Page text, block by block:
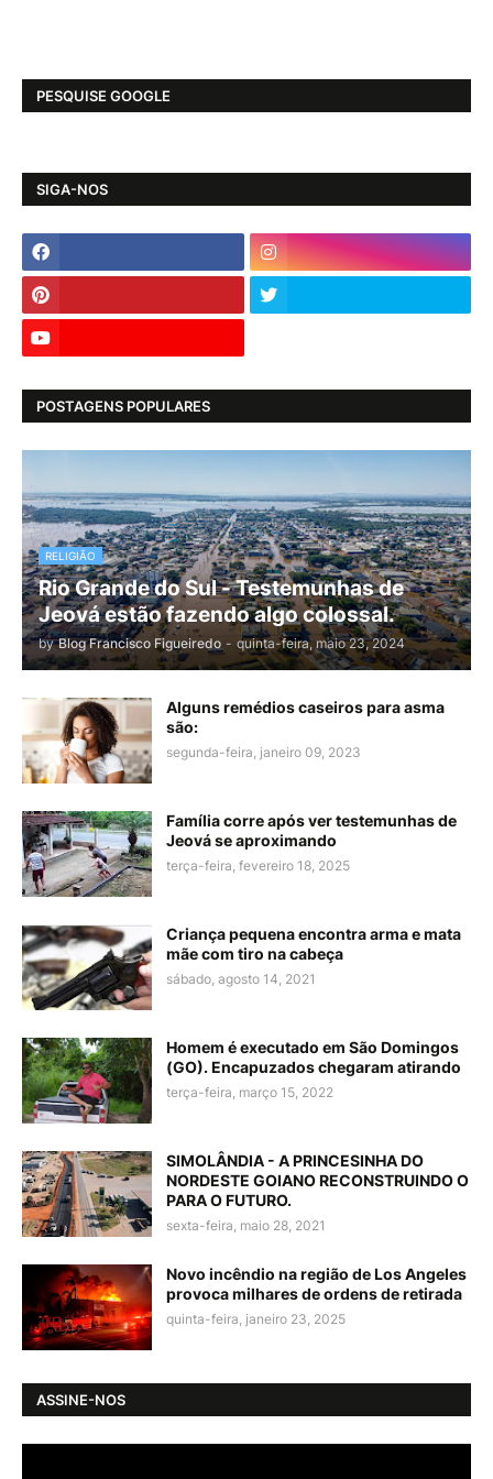
PESQUISE GOOGLE
SIGA-NOS
POSTAGENS POPULARES
RELIGIÃO
Rio Grande do Sul - Testemunhas de
Jeová estão fazendo algo colossal.
by Blog Francisco Figueiredo - quinta-feira, maio 23, 2024
Alguns remédios caseiros para asma
são:
segunda-feira, janeiro 09, 2023
Família corre após ver testemunhas de
Jeová se aproximando
terça-feira, fevereiro 18, 2025
Criança pequena encontra arma e mata
mãe com tiro na cabeça
sábado, agosto 14, 2021
Homem é executado em São Domingos
(GO). Encapuzados chegaram atirando
terça-feira, março 15, 2022
SIMOLÂNDIA - A PRINCESINHA DO
NORDESTE GOIANO RECONSTRUINDO O
PARA O FUTURO.
sexta-feira, maio 28, 2021
Novo incêndio na região de Los Angeles
provoca milhares de ordens de retirada
quinta-feira, janeiro 23, 2025
ASSINE-NOS